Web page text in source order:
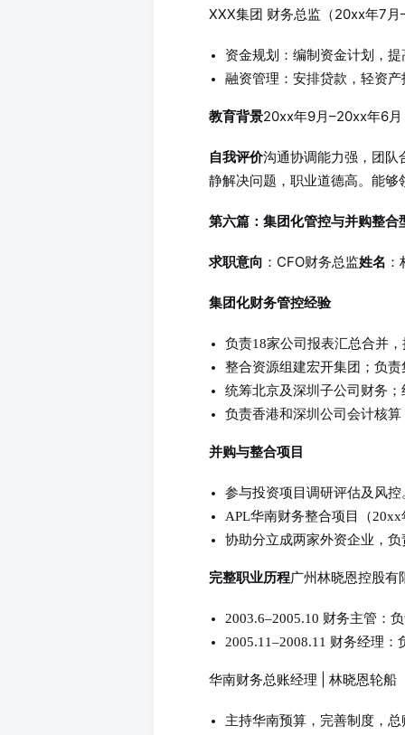
XXX集团 财务总监（20xx年7
资金规划：编制资金计划，
融资管理：安排贷款，轻资
教育背景20xx年9月–20xx年6月
自我评价沟通协调能力强，团队
静解决问题，职业道德高。能
第六篇：集团化管控与并购整合
求职意向 ：CFO财务总监姓名
集团化财务管控经验
负责18家公司报表汇总合并
整合资源组建宏开集团；负
统筹北京及深圳子公司财务
负责香港和深圳公司会计核
并购与整合项目
参与投资项目调研评估及风控
APL华南财务整合项目（
协助分立成两家外资企业，
完整职业历程广州林晓恩控股
2003.6–2005.10 财务主管：
2005.11–2008.11 财务经理
华南财务总账经理 | 林晓恩轮
主持华南预算，完善制度，